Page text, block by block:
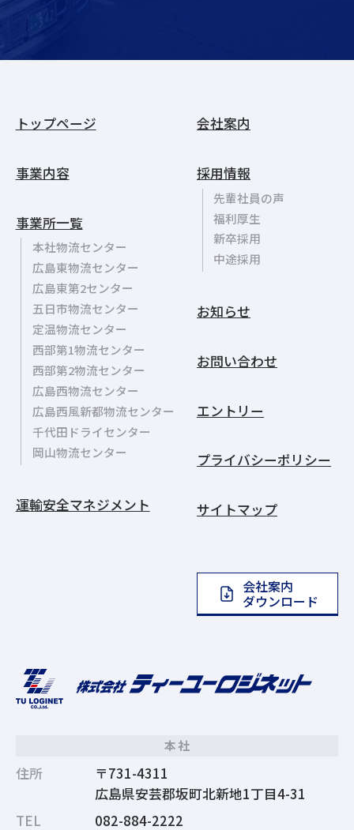
トップページ
事業内容
事業所一覧
本社物流センター
広島東物流センター
広島東第2センター
五日市物流センター
定温物流センター
西部第1物流センター
西部第2物流センター
広島西物流センター
広島西風新都物流センター
千代田ドライセンター
岡山物流センター
運輸安全マネジメント
会社案内
採用情報
先輩社員の声
福利厚生
新卒採用
中途採用
お知らせ
お問い合わせ
エントリー
プライバシーポリシー
サイトマップ
会社案内
ダウンロード
本社
住所
〒731-4311
広島県安芸郡坂町北新地1丁目4-31
TEL
082-884-2222